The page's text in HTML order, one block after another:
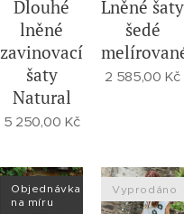
Dlouhé
lněné
zavinovací
šaty
Natural
5 250,00 Kč
Lněné šaty
šedé
melírované
2 585,00 Kč
Objednávka
na míru
Vyprodáno